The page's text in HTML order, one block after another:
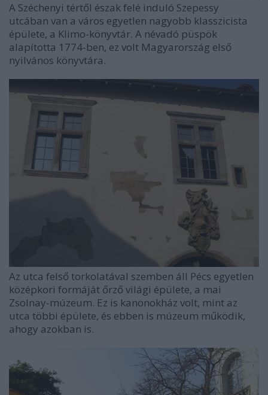
A Széchenyi tértől észak felé induló Szepessy
utcában van a város egyetlen nagyobb klasszicista
épülete, a Klimo-könyvtár. A névadó püspök
alapította 1774-ben, ez volt Magyarország első
nyilvános könyvtára.
Az utca felső torkolatával szemben áll Pécs egyetlen
középkori formáját őrző világi épülete, a mai
Zsolnay-múzeum. Ez is kanonokház volt, mint az
utca többi épülete, és ebben is múzeum működik,
ahogy azokban is.